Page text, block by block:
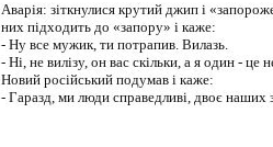
Аварія: зіткнулися крутий джип і
них підходить до «запору» і каже:
- Ну все мужик, ти потрапив. Вилазь.
- Ні, не вилізу, он вас скільки, а я один - це
Новий російський подумав і каже:
- Гаразд, ми люди справедливі, двоє наших